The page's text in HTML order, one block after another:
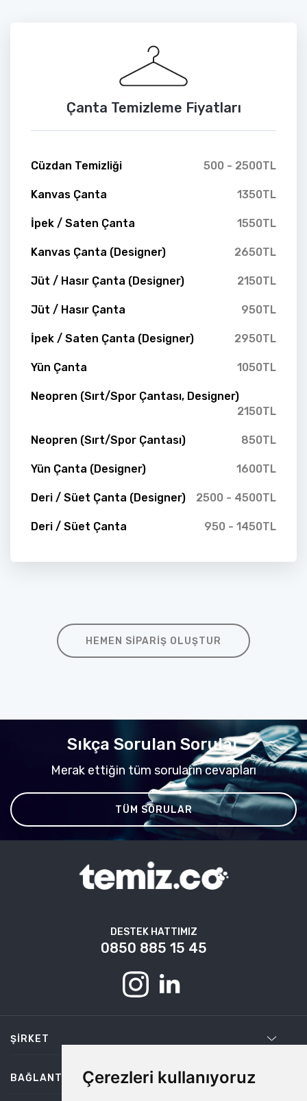
Çerezleri kullanıyoruz
Çanta Temizleme Fiyatları
Cüzdan Temizliği 500 - 2500TL
Kanvas Çanta 1350TL
İpek / Saten Çanta 1550TL
Kanvas Çanta (Designer) 2650TL
Jüt / Hasır Çanta (Designer) 2150TL
Jüt / Hasır Çanta 950TL
İpek / Saten Çanta (Designer) 2950TL
Yün Çanta 1050TL
Neopren (Sırt/Spor Çantası, Designer)
2150TL
Neopren (Sırt/Spor Çantası) 850TL
Yün Çanta (Designer) 1600TL
Deri / Süet Çanta (Designer) 2500 - 4500TL
Deri / Süet Çanta 950 - 1450TL
HEMEN SIPARIŞ OLUŞTUR
Sıkça Sorulan Sorular
Merak ettiğin tüm soruların cevapları
TÜM SORULAR
DESTEK HATTIMIZ
0850 885 15 45
ŞIRKET
BAĞLANTILAR